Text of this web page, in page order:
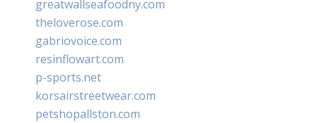
greatwallseafoodny.com
theloverose.com
gabriovoice.com
resinflowart.com
p-sports.net
korsairstreetwear.com
petshopallston.com